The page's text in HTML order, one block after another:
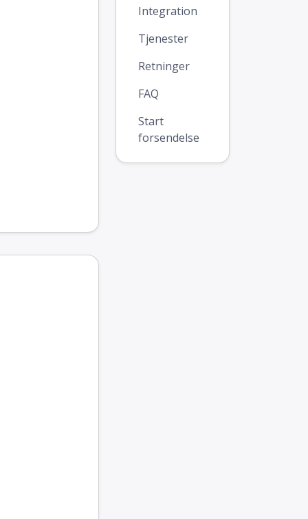
Integration
Tjenester
Retninger
FAQ
Start
forsendelse